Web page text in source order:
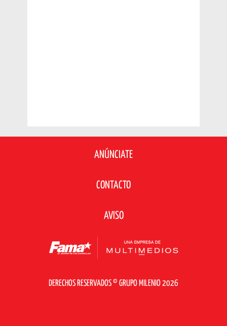
ANÚNCIATE
CONTACTO
AVISO
DERECHOS RESERVADOS © GRUPO MILENIO 2026